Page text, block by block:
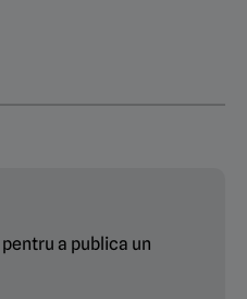
pentru a publica un